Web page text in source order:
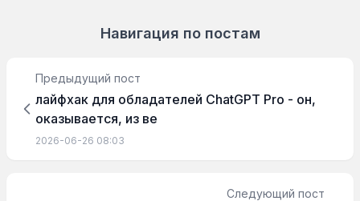
Навигация по постам
Предыдущий пост
лайфхак для обладателей ChatGPT Pro - он,
оказывается, из ве
2026-06-26 08:03
Следующий пост